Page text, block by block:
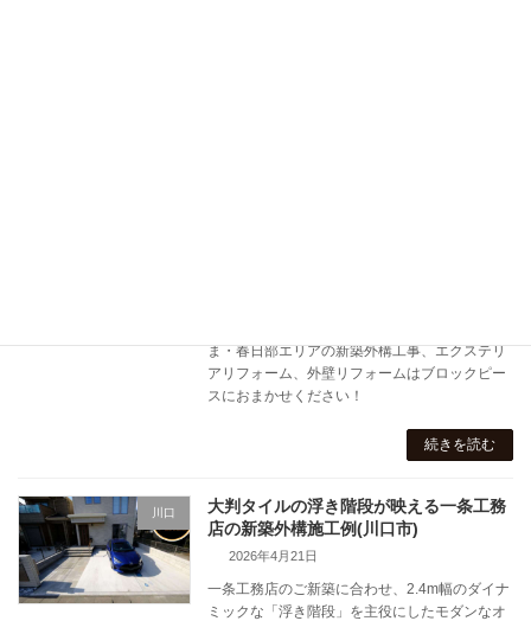
ま・春日部エリアの新築外構工事、エクステリ
アリフォーム、外壁リフォームはブロックピー
スにおまかせください！
続きを読む
川口
大判タイルの浮き階段が映える一条工務
店の新築外構施工例(川口市)
2026年4月21日
一条工務店のご新築に合わせ、2.4m幅のダイナ
ミックな「浮き階段」を主役にしたモダンなオ